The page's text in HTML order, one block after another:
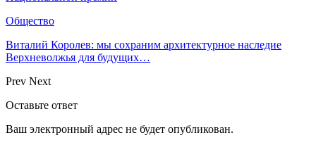
Общество
Виталий Королев: мы сохраним архитектурное наследие
Верхневолжья для будущих…
Prev Next
Оставьте ответ
Ваш электронный адрес не будет опубликован.